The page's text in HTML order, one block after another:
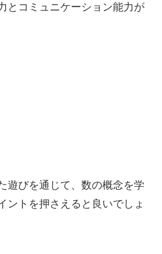
とコミュニケーション能力が
遊びを通じて、数の概念を学
ントを押さえると良いでしょ